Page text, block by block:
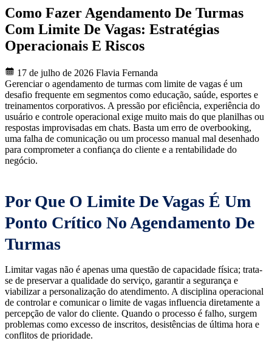
Como Fazer Agendamento De Turmas
Com Limite De Vagas: Estratégias
Operacionais E Riscos
17 de julho de 2026 Flavia Fernanda
Gerenciar o agendamento de turmas com limite de vagas é um
desafio frequente em segmentos como educação, saúde, esportes e
treinamentos corporativos. A pressão por eficiência, experiência do
usuário e controle operacional exige muito mais do que planilhas ou
respostas improvisadas em chats. Basta um erro de overbooking,
uma falha de comunicação ou um processo manual mal desenhado
para comprometer a confiança do cliente e a rentabilidade do
negócio.
Por Que O Limite De Vagas É Um
Ponto Crítico No Agendamento De
Turmas
Limitar vagas não é apenas uma questão de capacidade física; trata-
se de preservar a qualidade do serviço, garantir a segurança e
viabilizar a personalização do atendimento. A disciplina operacional
de controlar e comunicar o limite de vagas influencia diretamente a
percepção de valor do cliente. Quando o processo é falho, surgem
problemas como excesso de inscritos, desistências de última hora e
conflitos de prioridade.